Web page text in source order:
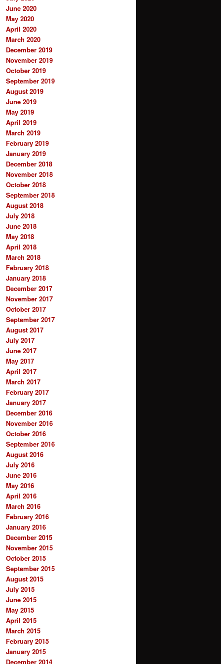
June 2020
May 2020
April 2020
March 2020
December 2019
November 2019
October 2019
September 2019
August 2019
June 2019
May 2019
April 2019
March 2019
February 2019
January 2019
December 2018
November 2018
October 2018
September 2018
August 2018
July 2018
June 2018
May 2018
April 2018
March 2018
February 2018
January 2018
December 2017
November 2017
October 2017
September 2017
August 2017
July 2017
June 2017
May 2017
April 2017
March 2017
February 2017
January 2017
December 2016
November 2016
October 2016
September 2016
August 2016
July 2016
June 2016
May 2016
April 2016
March 2016
February 2016
January 2016
December 2015
November 2015
October 2015
September 2015
August 2015
July 2015
June 2015
May 2015
April 2015
March 2015
February 2015
January 2015
December 2014